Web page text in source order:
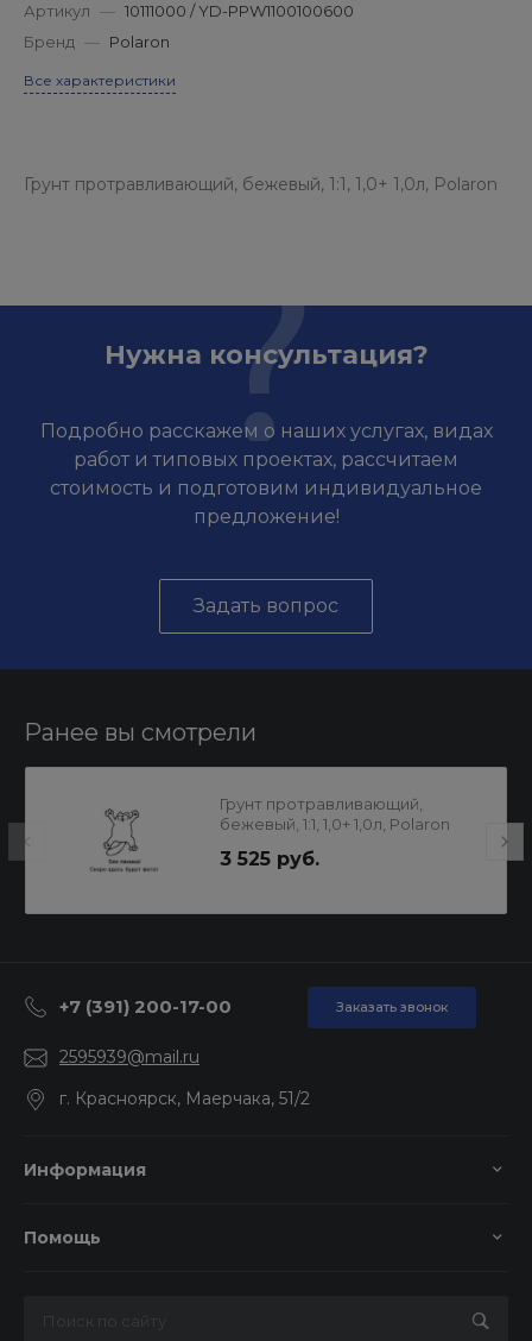
Артикул — 10111000 / YD-PPW1100100600
Бренд — Polaron
Все характеристики
Грунт протравливающий, бежевый, 1:1, 1,0+ 1,0л, Polaron
Нужна консультация?
Подробно расскажем о наших услугах, видах
работ и типовых проектах, рассчитаем
стоимость и подготовим индивидуальное
предложение!
Задать вопрос
Ранее вы смотрели
Грунт протравливающий,
бежевый, 1:1, 1,0+ 1,0л, Polaron
3 525 руб.
+7 (391) 200-17-00 Заказать звонок
2595939@mail.ru
г. Красноярск, Маерчака, 51/2
Информация
Помощь